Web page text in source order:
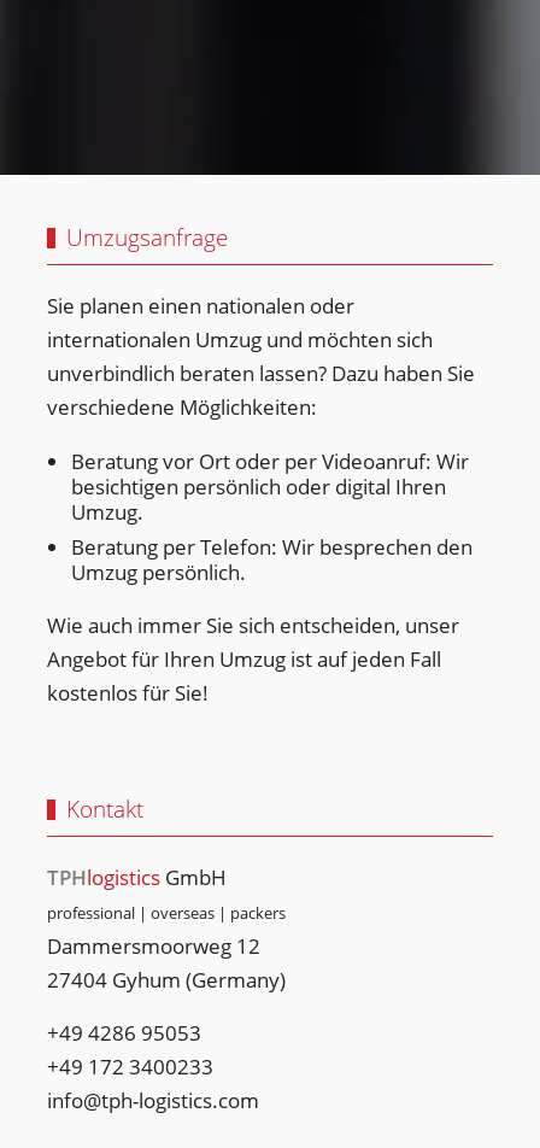
Umzugsanfrage
Sie planen einen nationalen oder
internationalen Umzug und möchten sich
unverbindlich beraten lassen? Dazu haben Sie
verschiedene Möglichkeiten:
Beratung vor Ort oder per Videoanruf: Wir
besichtigen persönlich oder digital Ihren
Umzug.
Beratung per Telefon: Wir besprechen den
Umzug persönlich.
Wie auch immer Sie sich entscheiden, unser
Angebot für Ihren Umzug ist auf jeden Fall
kostenlos für Sie!
Kontakt
TPHlogistics GmbH
professional | overseas | packers
Dammersmoorweg 12
27404 Gyhum (Germany)
+49 4286 95053
+49 ‭172 3400233‬
info@tph-logistics.com